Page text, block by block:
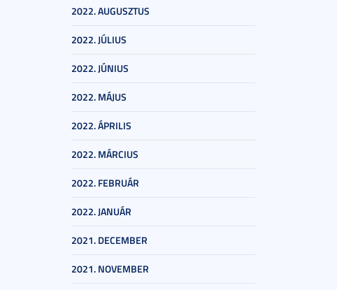
2022. AUGUSZTUS
2022. JÚLIUS
2022. JÚNIUS
2022. MÁJUS
2022. ÁPRILIS
2022. MÁRCIUS
2022. FEBRUÁR
2022. JANUÁR
2021. DECEMBER
2021. NOVEMBER